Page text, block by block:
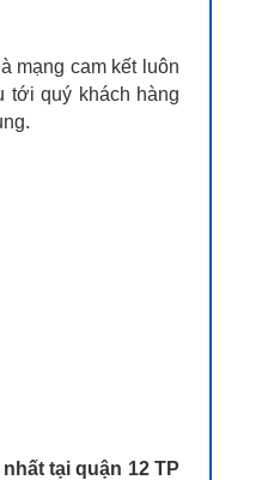
mạng cam kết luôn
tới quý khách hàng
tại quận 12 TP